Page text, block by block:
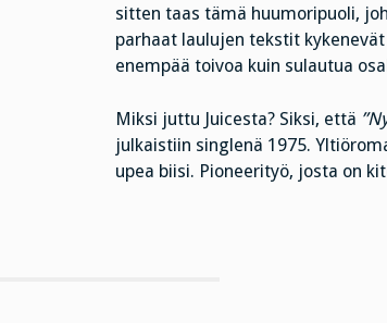
sitten taas tämä huumoripuoli,
parhaat laulujen tekstit
enempää toivoa kuin sulautua
Miksi juttu Juicesta? Siksi, että
julkaistiin singlenä 1975.
upea biisi. Pioneerityö, josta on